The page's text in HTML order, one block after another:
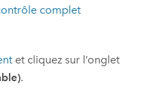
complet
et cliquez sur l’onglet
.